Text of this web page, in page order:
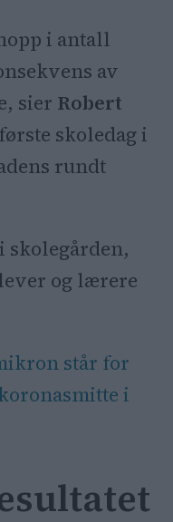
i antall
av
sier Robert
skoledag i
rundt
skolegården,
og lærere
står for
i